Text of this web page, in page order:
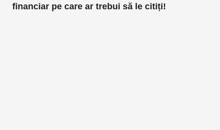
financiar pe care ar trebui să le citiți!